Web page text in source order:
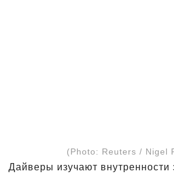
(Photo: Reuters / Nigel
Дайверы изучают внутренности